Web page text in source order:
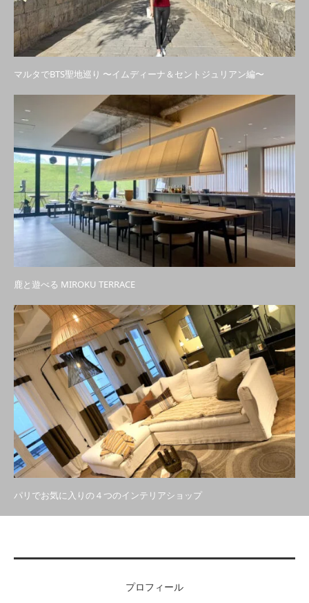
マルタでBTS聖地巡り 〜イムディーナ＆セントジュリアン編〜
鹿と遊べる MIROKU TERRACE
パリでお気に入りの４つのインテリアショップ
プロフィール